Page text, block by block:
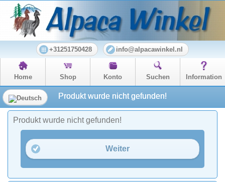
+31251750428 info@alpacawinkel.nl
Home Shop Konto Suchen Information
Produkt wurde nicht gefunden!
Produkt wurde nicht gefunden!
Weiter